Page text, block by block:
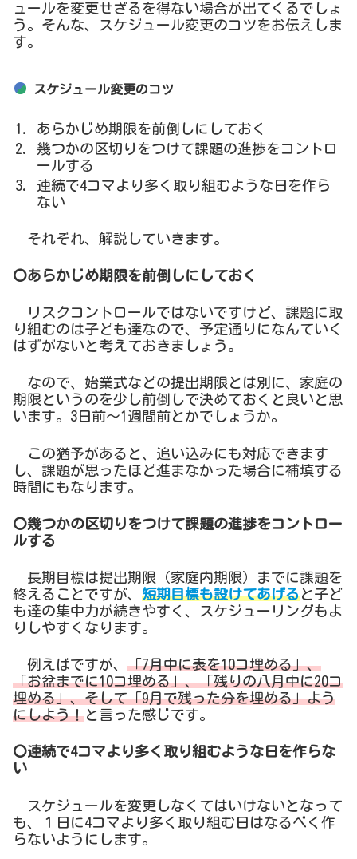
ュールを変更せざるを得ない場合が出てくるでしょ
う。そんな、スケジュール変更のコツをお伝えしま
す。
スケジュール変更のコツ
あらかじめ期限を前倒しにしておく
幾つかの区切りをつけて課題の進捗をコントロ
ールする
連続で4コマより多く取り組むような日を作ら
ない
それぞれ、解説していきます。
〇あらかじめ期限を前倒しにしておく
リスクコントロールではないですけど、課題に取
り組むのは子ども達なので、予定通りになんていく
はずがないと考えておきましょう。
なので、始業式などの提出期限とは別に、家庭の
期限というのを少し前倒しで決めておくと良いと思
います。3日前～1週間前とかでしょうか。
この猶予があると、追い込みにも対応できます
し、課題が思ったほど進まなかった場合に補填する
時間にもなります。
〇幾つかの区切りをつけて課題の進捗をコントロー
ルする
長期目標は提出期限（家庭内期限）までに課題を
終えることですが、 短期目標も設けてあげると子ど
も達の集中力が続きやすく、スケジューリングもよ
りしやすくなります。
例えばですが、 「7月中に表を10コ埋める」、
「お盆までに10コ埋める」、「残りの八月中に20コ
埋める」、そして「9月で残った分を埋める」よう
にしよう！と言った感じです。
〇連続で4コマより多く取り組むような日を作らな
い
スケジュールを変更しなくてはいけないとなって
も、１日に4コマより多く取り組む日はなるべく作
らないようにします。